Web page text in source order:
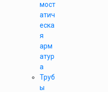
мост
атич
еска
я
арм
атур
а
Труб
ы